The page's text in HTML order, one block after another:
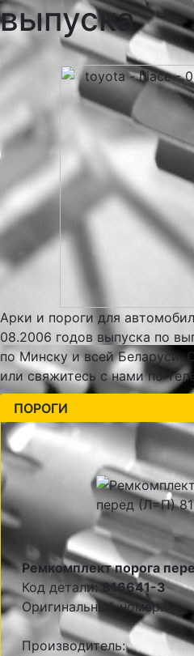
выпуска
Арки и пороги для
08.2006 годов выпуска по
по Минску и всей Беларуси.
или свяжитесь с нами по
ПОРОГИ
Ремкомплект порога
Код детали: 816641-3
Оригинальный номер:
Производитель: